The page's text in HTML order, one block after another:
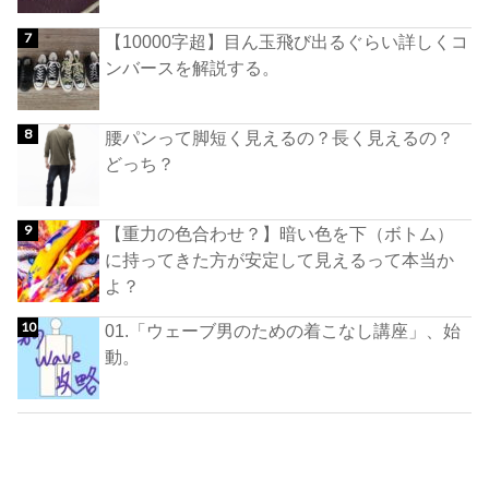
【10000字超】目ん玉飛び出るぐらい詳しくコ
ンバースを解説する。
腰パンって脚短く見えるの？長く見えるの？
どっち？
【重力の色合わせ？】暗い色を下（ボトム）
に持ってきた方が安定して見えるって本当か
よ？
01.「ウェーブ男のための着こなし講座」、始
動。